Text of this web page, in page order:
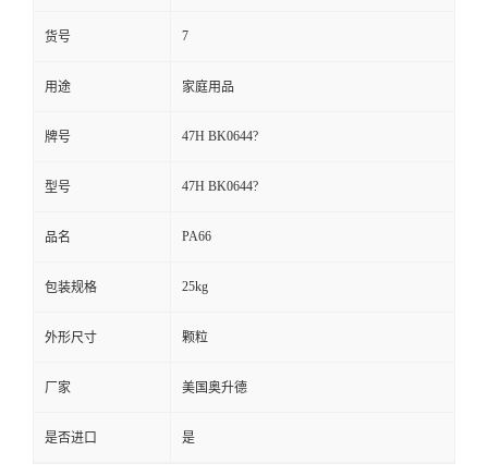
货号 7
用途 家庭用品
牌号 47H BK0644?
型号 47H BK0644?
品名 PA66
包装规格 25kg
外形尺寸 颗粒
厂家 美国奥升德
是否进口 是